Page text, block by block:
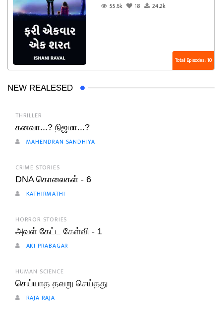
55.6k
18 24.2k
Total Episodes : 10
NEW REALESED
THRILLER
கனவா...? நிஜமா...?
MAHENDRAN SANDHIYA
CRIME STORIES
DNA கொலைகள் - 6
KATHIRMATHI
HORROR STORIES
அவள் கேட்ட கேள்வி - 1
AKI PRABAGAR
HUMAN SCIENCE
செய்யாத தவறு செய்தது
RAJA RAJA